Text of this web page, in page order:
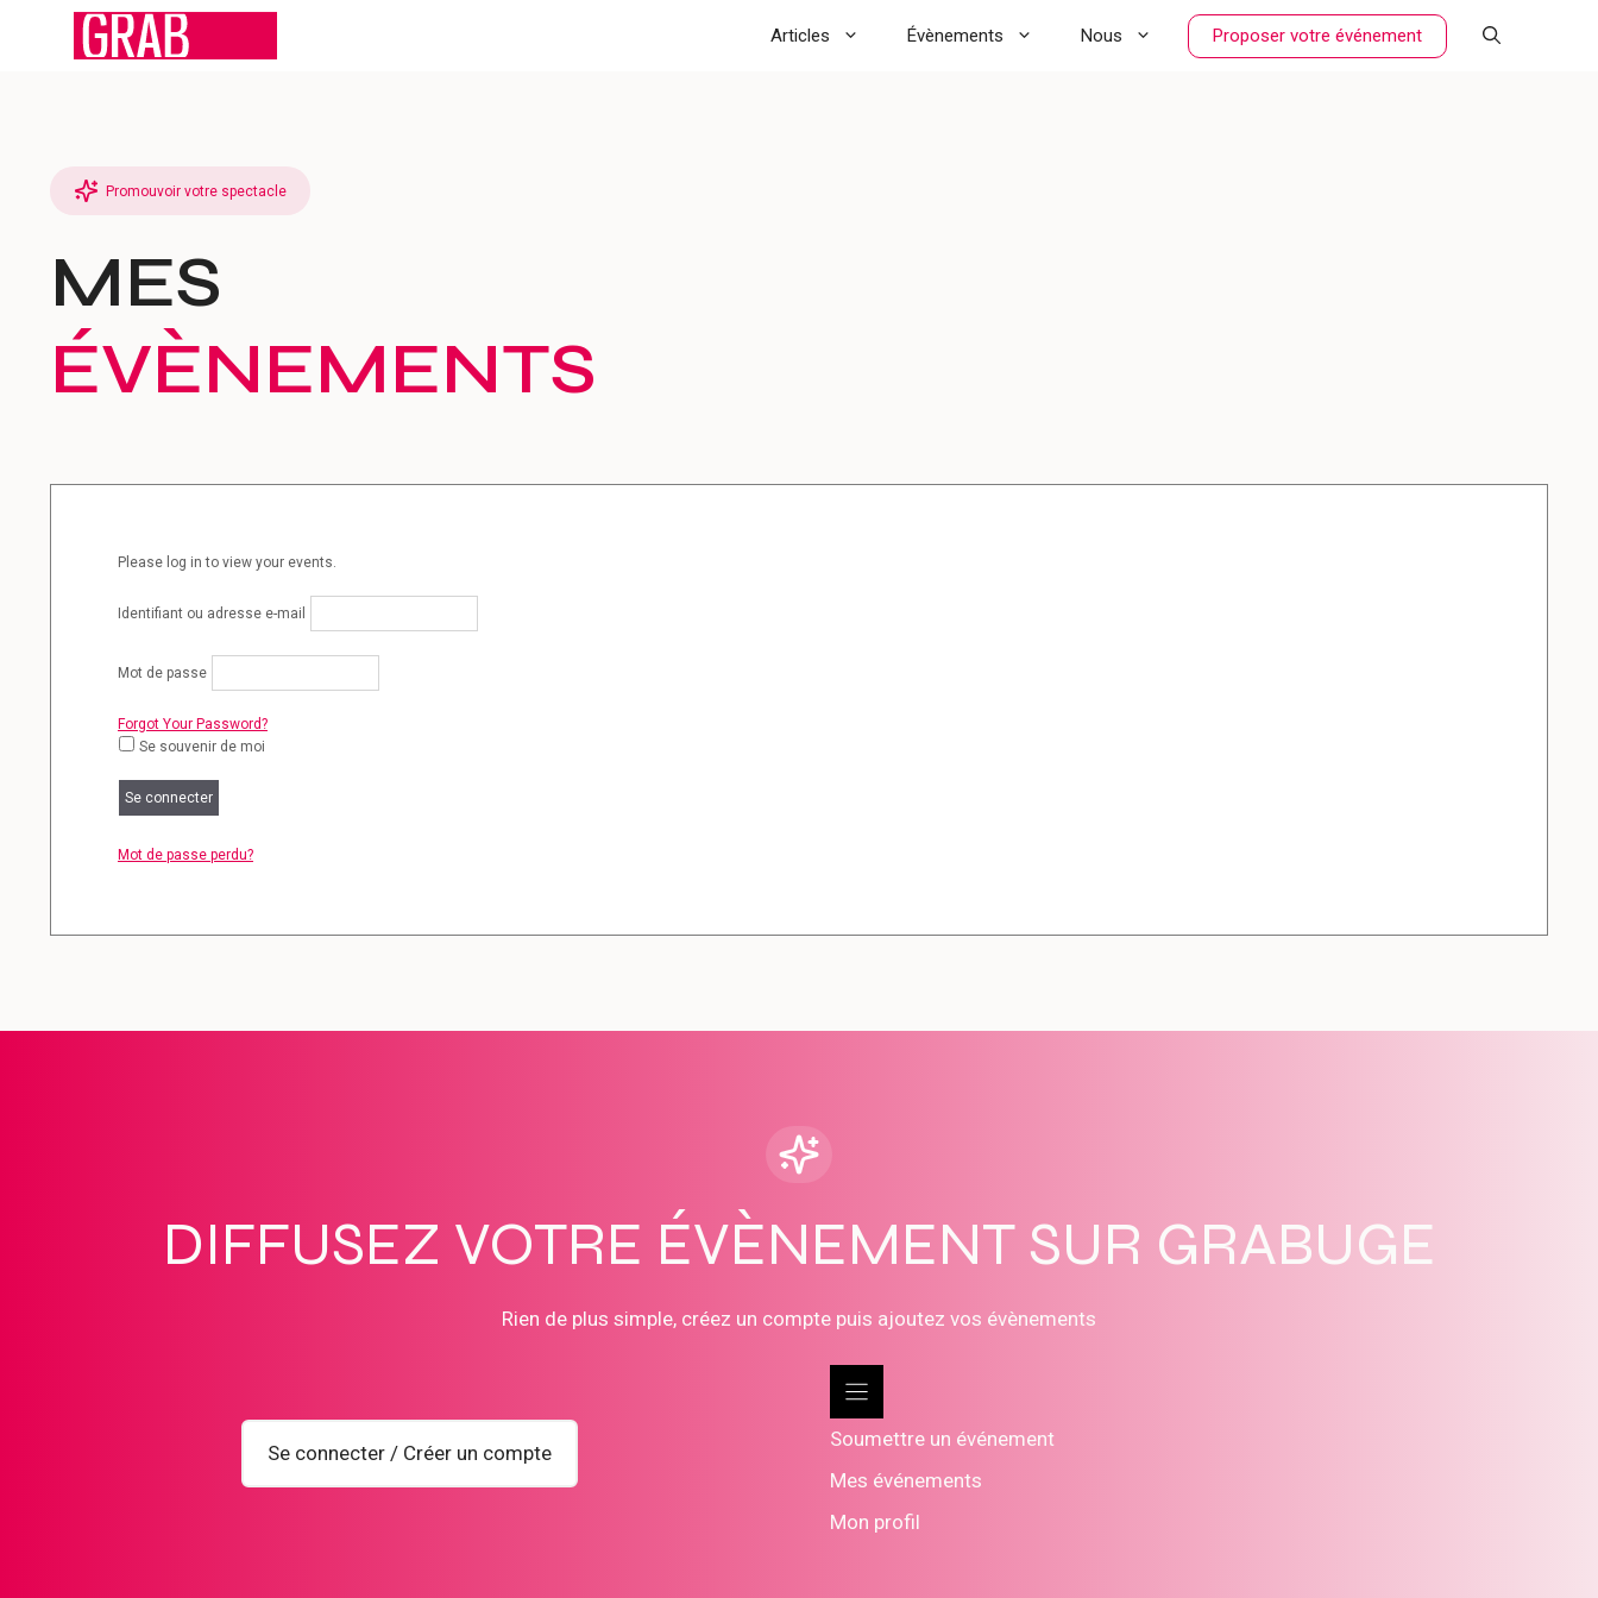
Articles Évènements Nous Proposer votre événement
Promouvoir votre spectacle
MES
ÉVÈNEMENTS
Please log in to view your events.
Identifiant ou adresse e-mail
Mot de passe
Forgot Your Password?
Se souvenir de moi
Mot de passe perdu?
DIFFUSEZ VOTRE ÉVÈNEMENT SUR GRABUGE
Rien de plus simple, créez un compte puis ajoutez vos évènements
Se connecter / Créer un compte
Soumettre un événement
Mes événements
Mon profil